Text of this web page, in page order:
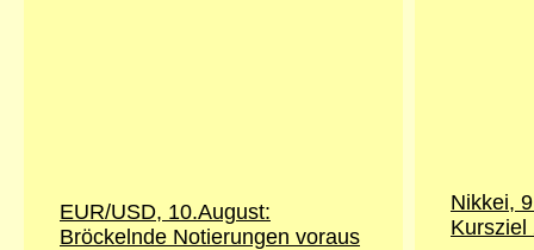
EUR/USD, 10.August:
Bröckelnde Notierungen voraus
Nikkei,
Kursziel